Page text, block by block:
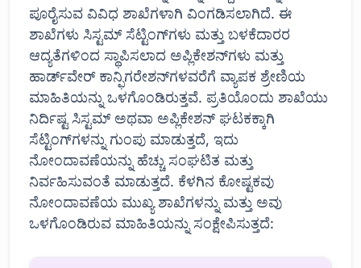
ಪೂರೈಸುವ ವಿವಿಧ ಶಾಖೆಗಳಾಗಿ ವಿಂಗಡಿಸಲಾಗಿದೆ. ಈ
ಶಾಖೆಗಳು ಸಿಸ್ಟಮ್ ಸೆಟ್ಟಿಂಗ್‌ಗಳು ಮತ್ತು ಬಳಕೆದಾರರ
ಆದ್ಯತೆಗಳಿಂದ ಸ್ಥಾಪಿಸಲಾದ ಅಪ್ಲಿಕೇಶನ್‌ಗಳು ಮತ್ತು
ಹಾರ್ಡ್‌ವೇರ್ ಕಾನ್ಫಿಗರೇಶನ್‌ಗಳವರೆಗೆ ವ್ಯಾಪಕ ಶ್ರೇಣಿಯ
ಮಾಹಿತಿಯನ್ನು ಒಳಗೊಂಡಿರುತ್ತವೆ. ಪ್ರತಿಯೊಂದು ಶಾಖೆಯು
ನಿರ್ದಿಷ್ಟ ಸಿಸ್ಟಮ್ ಅಥವಾ ಅಪ್ಲಿಕೇಶನ್ ಘಟಕಕ್ಕಾಗಿ
ಸೆಟ್ಟಿಂಗ್‌ಗಳನ್ನು ಗುಂಪು ಮಾಡುತ್ತದೆ, ಇದು
ನೋಂದಾವಣೆಯನ್ನು ಹೆಚ್ಚು ಸಂಘಟಿತ ಮತ್ತು
ನಿರ್ವಹಿಸುವಂತೆ ಮಾಡುತ್ತದೆ. ಕೆಳಗಿನ ಕೋಷ್ಟಕವು
ನೋಂದಾವಣೆಯ ಮುಖ್ಯ ಶಾಖೆಗಳನ್ನು ಮತ್ತು ಅವು
ಒಳಗೊಂಡಿರುವ ಮಾಹಿತಿಯನ್ನು ಸಂಕ್ಷೇಪಿಸುತ್ತದೆ: